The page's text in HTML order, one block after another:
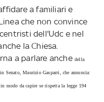
a familiari e
che non convince
dell'Udc e nel
la Chiesa.
a parlare anche della
Maurizio Gasparri, che annuncia:
modo da capire se rispetta la legge 194